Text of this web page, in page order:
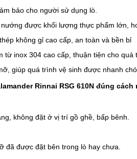
bảo cho người sử dụng lò.
được khối lượng thực phẩm lớn,
không gỉ cao cấp, an toàn và bền bỉ
inox 304 cao cấp, thuận tiện cho quá
giúp quá trình vệ sinh được nhanh
Rinnai RSG 610N đúng cách
không đặt ở vị trí gồ ghề, bấp bênh.
đã được đặt bên trong lò hay chưa.